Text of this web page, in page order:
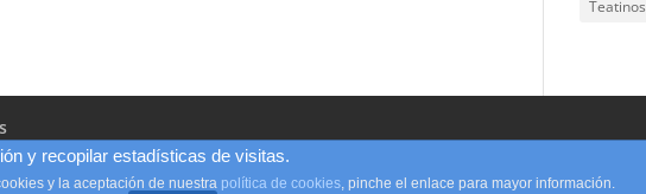
Teatinos
y recopilar estadísticas de visitas.
y la aceptación de nuestra política de cookies, pinche el enlace para mayor información.